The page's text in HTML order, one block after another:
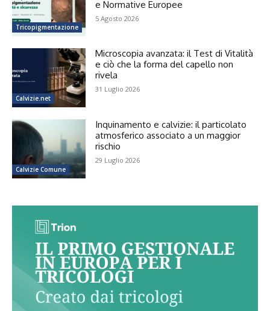
Tricopigmentazione
e Normative Europee
5 Agosto 2026
Calvizie.net
Microscopia avanzata: il Test di Vitalità
e ciò che la forma del capello non
rivela
31 Luglio 2026
Calvizie Comune
Inquinamento e calvizie: il particolato
atmosferico associato a un maggior
rischio
29 Luglio 2026